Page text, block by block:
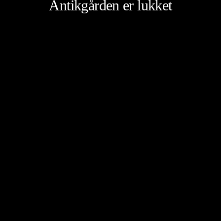
Antikgården er lukket